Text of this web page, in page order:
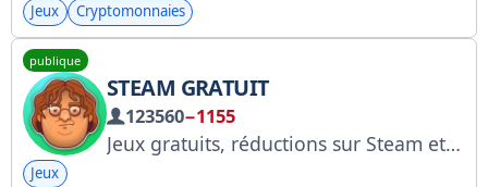
Jeux Cryptomonnaies
publique
STEAM GRATUIT
123560−1155
Jeux gratuits, réductions sur Steam et Epic Games. Abonnez-vous pour ne rater aucune offre ! Équipe : @oduzzz Publicité : @oldpurple Plateforme d'échange : https://telega.in/c/SteamByFree Gestionnaires : @lisichy @reklama_nikita @NikosRYTHM RKN : https://clck.ru/3NndEa
Jeux